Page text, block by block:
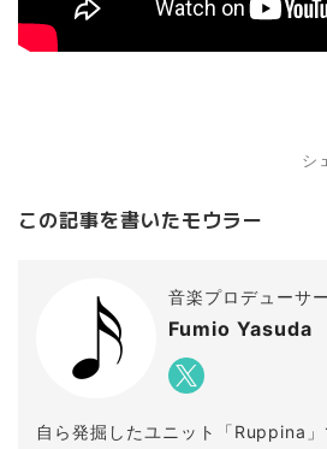
シ
この記事を書いたモウラー
音楽プロデューサー
Fumio Yasuda
自ら発掘したユニット「Ruppina